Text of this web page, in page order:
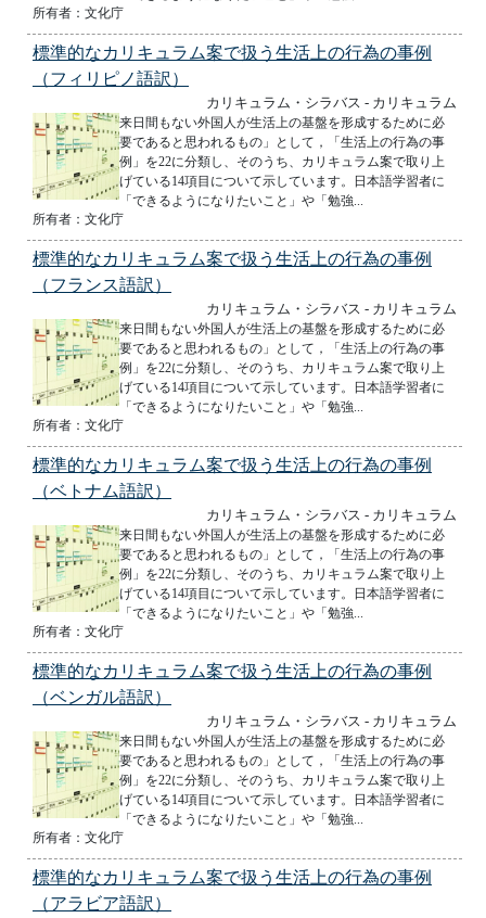
所有者：文化庁
標準的なカリキュラム案で扱う生活上の行為の事例
（フィリピノ語訳）
カリキュラム・シラバス - カリキュラム
来日間もない外国人が生活上の基盤を形成するために必
要であると思われるもの」として，「生活上の行為の事
例」を22に分類し、そのうち、カリキュラム案で取り上
げている14項目について示しています。日本語学習者に
「できるようになりたいこと」や「勉強...
所有者：文化庁
標準的なカリキュラム案で扱う生活上の行為の事例
（フランス語訳）
カリキュラム・シラバス - カリキュラム
来日間もない外国人が生活上の基盤を形成するために必
要であると思われるもの」として，「生活上の行為の事
例」を22に分類し、そのうち、カリキュラム案で取り上
げている14項目について示しています。日本語学習者に
「できるようになりたいこと」や「勉強...
所有者：文化庁
標準的なカリキュラム案で扱う生活上の行為の事例
（ベトナム語訳）
カリキュラム・シラバス - カリキュラム
来日間もない外国人が生活上の基盤を形成するために必
要であると思われるもの」として，「生活上の行為の事
例」を22に分類し、そのうち、カリキュラム案で取り上
げている14項目について示しています。日本語学習者に
「できるようになりたいこと」や「勉強...
所有者：文化庁
標準的なカリキュラム案で扱う生活上の行為の事例
（ベンガル語訳）
カリキュラム・シラバス - カリキュラム
来日間もない外国人が生活上の基盤を形成するために必
要であると思われるもの」として，「生活上の行為の事
例」を22に分類し、そのうち、カリキュラム案で取り上
げている14項目について示しています。日本語学習者に
「できるようになりたいこと」や「勉強...
所有者：文化庁
標準的なカリキュラム案で扱う生活上の行為の事例
（アラビア語訳）